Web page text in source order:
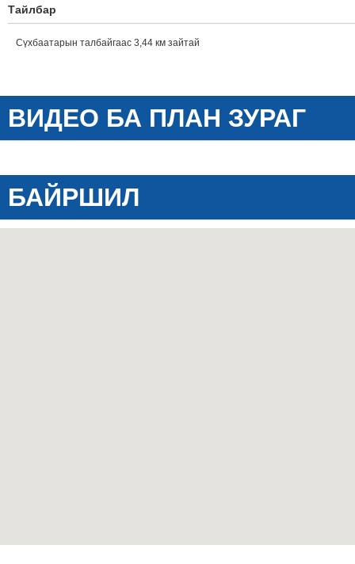
Тайлбар
Сүхбаатарын талбайгаас 3,44 км зайтай
ВИДЕО БА ПЛАН ЗУРАГ
БАЙРШИЛ